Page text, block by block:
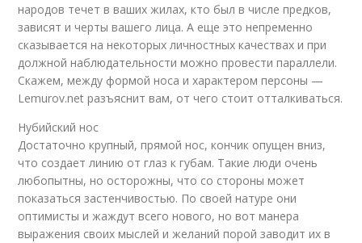
народов течет в ваших жилах, кто был в числе предков,
зависят и черты вашего лица. А еще это непременно
сказывается на некоторых личностных качествах и при
должной наблюдательности можно провести параллели.
Скажем, между формой носа и характером персоны —
Lemurov.net разъяснит вам, от чего стоит отталкиваться.
Нубийский нос
Достаточно крупный, прямой нос, кончик опущен вниз,
что создает линию от глаз к губам. Такие люди очень
любопытны, но осторожны, что со стороны может
показаться застенчивостью. По своей натуре они
оптимисты и жаждут всего нового, но вот манера
выражения своих мыслей и желаний порой заводит их в